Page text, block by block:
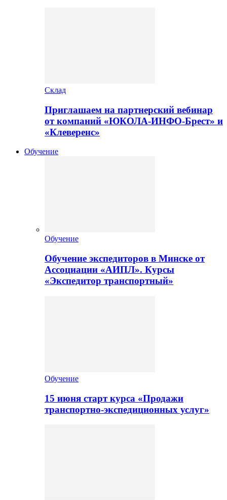
Склад
Приглашаем на партнерский вебинар
от компаний «ЮКОЛА-ИНФО-Брест» и
«Клеверенс»
Обучение
Обучение
Обучение экспедиторов в Минске от
Ассоциации «АИПЛ». Курсы
«Экспедитор транспортный»
Обучение
15 июня старт курса «Продажи
транспортно-экспедиционных услуг»